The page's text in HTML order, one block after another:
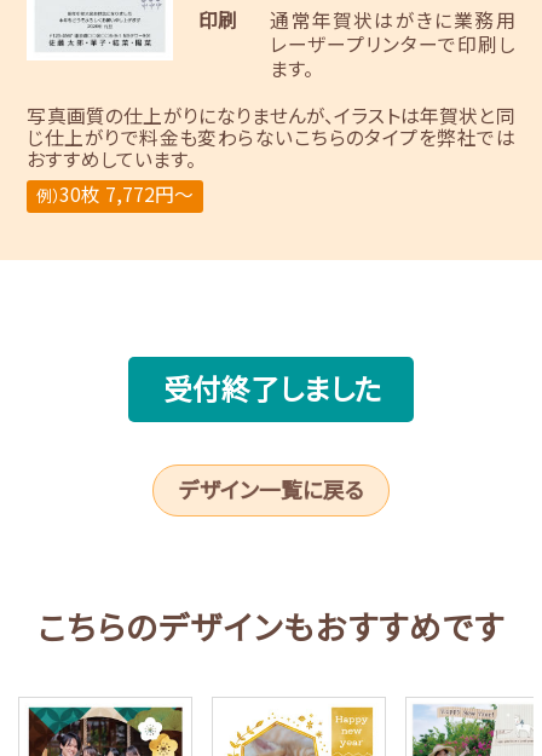
印刷
通常年賀状はがきに業務用
レーザープリンターで印刷し
ます。
写真画質の仕上がりになりませんが、イラストは年賀状と同
じ仕上がりで料金も変わらないこちらのタイプを弊社では
おすすめしています。
例）30枚 7,772円～
受付終了しました
デザイン一覧に戻る
こちらのデザインもおすすめです